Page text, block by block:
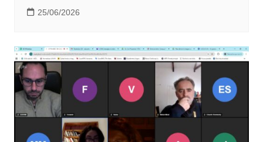
25/06/2026